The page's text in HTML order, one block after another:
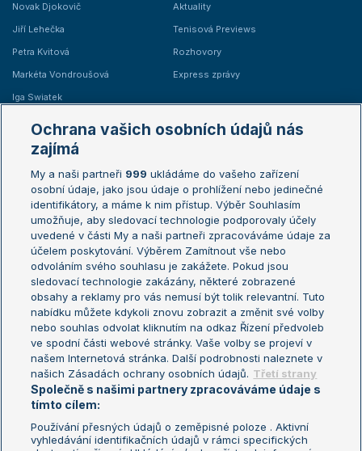
Novak Djokovič
Jiří Lehečka
Petra Kvitová
Markéta Vondroušová
Iga Swiatek
Aktuality
Tenisová Previews
Rozhovory
Express zprávy
Žebříčky
Žebříček ATP (muži)
Žebříček WTA (ženy)
Sázkařský žebříček
Australian Open
French Open
Wimbledon
US Open
Turnaj mistrů
Turnaj mistryň
Aktualní trendy
Fotbalové přestupy
Livesport Daily
LS Prague Open
Ochrana vašich osobních údajů nás
zajímá
My a naši partneři 999 ukládáme do vašeho zařízení
osobní údaje, jako jsou údaje o prohlížení nebo jedinečné
identifikátory, a máme k nim přístup. Výběr Souhlasím
umožňuje, aby sledovací technologie podporovaly účely
uvedené v části My a naši partneři zpracováváme údaje za
účelem poskytování. Výběrem Zamítnout vše nebo
odvoláním svého souhlasu je zakážete. Pokud jsou
sledovací technologie zakázány, některé zobrazené
obsahy a reklamy pro vás nemusí být tolik relevantní. Tuto
nabídku můžete kdykoli znovu zobrazit a změnit své volby
nebo souhlas odvolat kliknutím na odkaz Řízení předvoleb
ve spodní části webové stránky. Vaše volby se projeví v
našem Internetová stránka. Další podrobnosti naleznete v
našich Zásadách ochrany osobních údajů. Třetí strany
Společně s našimi partnery zpracováváme údaje s
tímto cílem:
Používání přesných údajů o zeměpisné poloze . Aktivní
vyhledávání identifikačních údajů v rámci specifických